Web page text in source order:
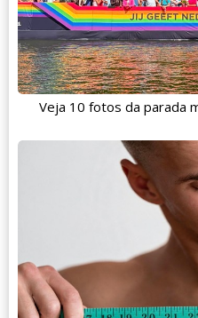
Veja 10 fotos da parada